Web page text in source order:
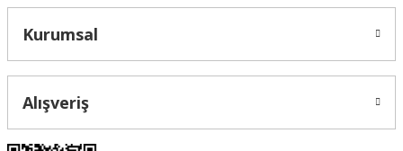
Kurumsal
Alışveriş